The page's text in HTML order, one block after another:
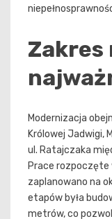
Zakres
Modernizacja
Królowej Jadwigi,
ul. Ratajczaka
Prace rozpoczęte
zaplanowano na
etapów była
metrów, co